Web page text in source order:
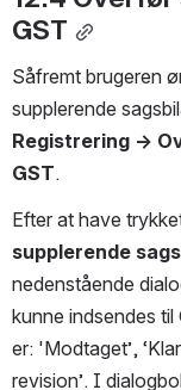
GST
Såfremt brugeren
Registrering →
GST.
Efter at have
supplerende
nedenstående
kunne indsendes
er: 'Modtaget’,
revision’. I